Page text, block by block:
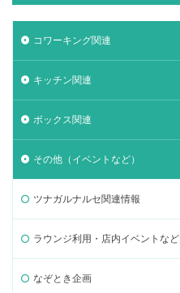
コワーキング関連
キッチン関連
ボックス関連
その他（イベントなど）
ツナガルナルセ関連情報
ラウンジ利用・店内イベントなど
なぞとき企画